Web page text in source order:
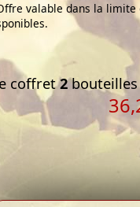
valable dans la limite
coffret2bouteilles